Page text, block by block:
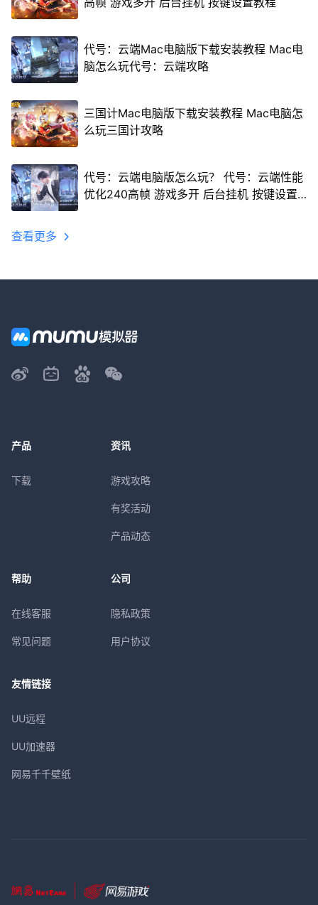
代号：云端Mac电脑版下载安装教程 Mac电
脑怎么玩代号：云端攻略
三国计Mac电脑版下载安装教程 Mac电脑怎
么玩三国计攻略
代号：云端电脑版怎么玩？ 代号：云端性能
优化240高帧 游戏多开 后台挂机 按键设置
查看更多
产品
下载
资讯
游戏攻略
有奖活动
产品动态
帮助
在线客服
常见问题
公司
隐私政策
用户协议
友情链接
UU远程
UU加速器
网易千千壁纸